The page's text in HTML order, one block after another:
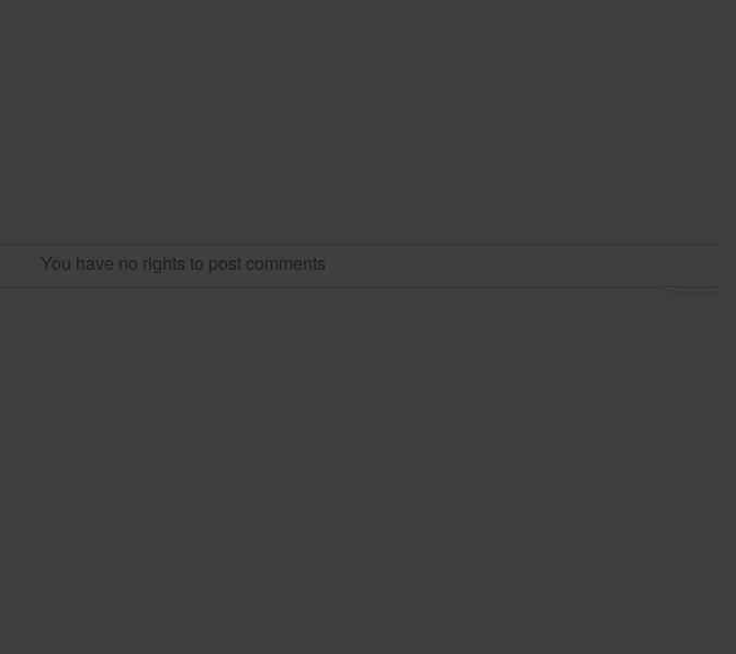
You have no rights to post comments